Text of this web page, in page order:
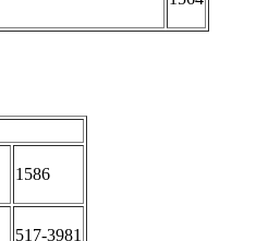
1586
517-3981